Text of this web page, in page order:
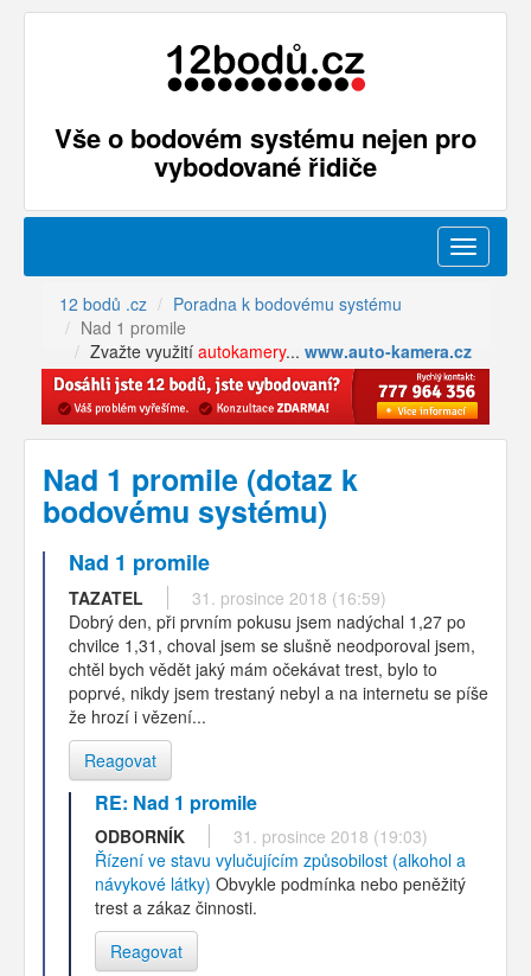
Vše o bodovém systému nejen pro
vybodované řidiče
Menu
12 bodů .cz
Poradna k bodovému systému
Nad 1 promile
Zvažte využití autokamery... www.auto-kamera.cz
Nad 1 promile (dotaz k
bodovému systému)
Nad 1 promile
TAZATEL
31. prosince 2018 (16:59)
Dobrý den, při prvním pokusu jsem nadýchal 1,27 po
chvilce 1,31, choval jsem se slušně neodporoval jsem,
chtěl bych vědět jaký mám očekávat trest, bylo to
poprvé, nikdy jsem trestaný nebyl a na internetu se píše
že hrozí i vězení...
Reagovat
RE: Nad 1 promile
ODBORNÍK
31. prosince 2018 (19:03)
Řízení ve stavu vylučujícím způsobilost (alkohol a
návykové látky) Obvykle podmínka nebo peněžitý
trest a zákaz činnosti.
Reagovat